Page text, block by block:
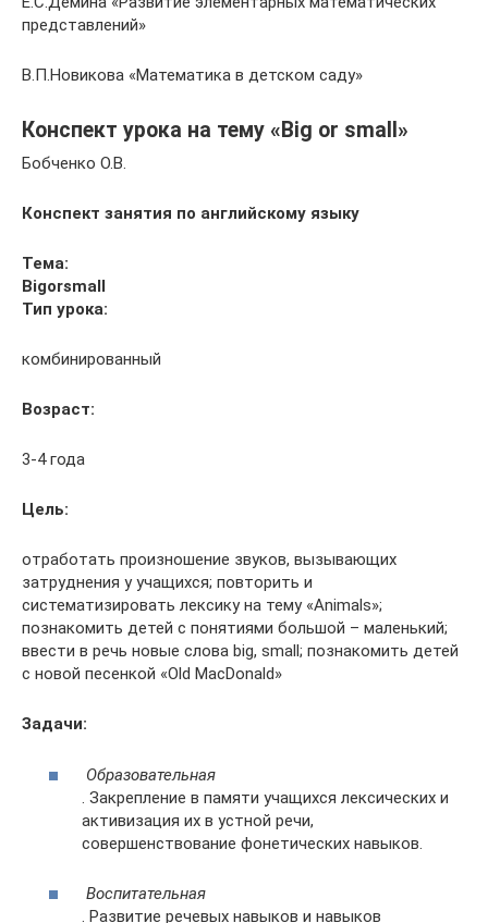
представлений»
В.П.Новикова «Математика в детском саду»
Конспект урока на тему «Big or small»
Бобченко О.В.
Конспект занятия по английскому языку
Тема:
Bigorsmall
Тип урока:
комбинированный
Возраст:
3-4 года
Цель:
отработать произношение звуков, вызывающих
затруднения у учащихся; повторить и
систематизировать лексику на тему «Animals»;
познакомить детей с понятиями большой – маленький;
ввести в речь новые слова big, small; познакомить детей
с новой песенкой «Old MacDonald»
Задачи:
Образовательная
. Закрепление в памяти учащихся лексических и
активизация их в устной речи,
совершенствование фонетических навыков.
Воспитательная
. Развитие речевых навыков и навыков